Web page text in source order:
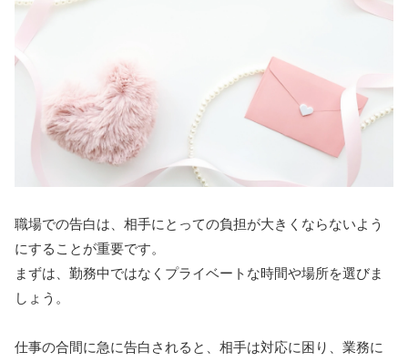
職場での告白は、相手にとっての負担が大きくならないよう
にすることが重要です。
まずは、勤務中ではなくプライベートな時間や場所を選びま
しょう。
仕事の合間に急に告白されると、相手は対応に困り、業務に